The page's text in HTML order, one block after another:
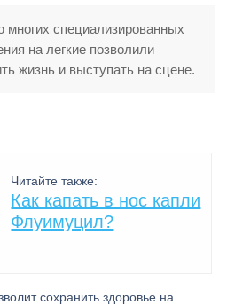
многих специализированных
на легкие позволили
жизнь и выступать на сцене.
Читайте также:
Как капать в нос капли
Флуимуцил?
сохранить здоровье на